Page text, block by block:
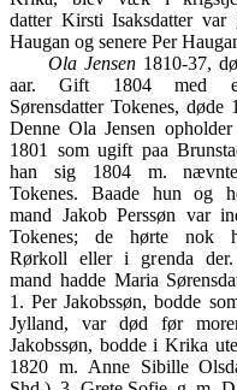
datter Kirsti Isaksdatter var
Haugan og senere Per
Ola Jensen1810-37,
aar. Gift 1804 med
Sørensdatter Tokenes, døde
Denne Ola Jensen
1801 som ugift paa
han sig 1804 m.
Tokenes. Baade hun og
mand Jakob Perssøn var
Tokenes; de hørte nok
Rørkoll eller i grenda
mand hadde Maria
1. Per Jakobssøn, bodde
Jylland, var død før
Jakobssøn, bodde i Krika
1820 m. Anne Sibille